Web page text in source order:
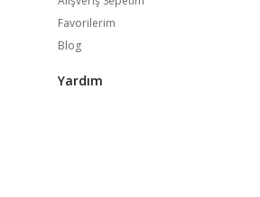
Favorilerim
Blog
Yardım